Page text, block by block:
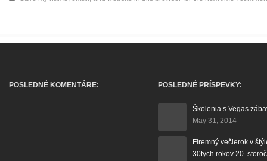
POSLEDNÉ KOMENTÁRE: POSLEDNÉ PRÍSPEVKY:
Školenia s Vegas
May 31, 2014
Firemný večierok v
30tych rokov 20.